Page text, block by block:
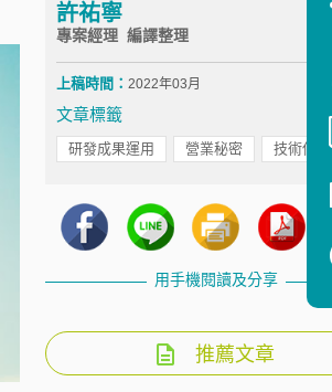
許祐寧
專案經理 編譯整理
上稿時間： 2022年03月
文章標籤
研發成果運用 營業秘密 技術保護
用手機閱讀及分享
推薦文章